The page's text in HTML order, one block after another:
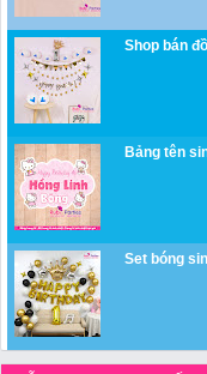
Shop bán
Bảng tên
Set bóng